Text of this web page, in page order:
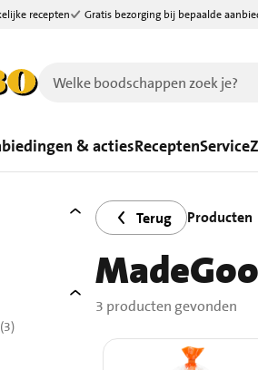
recepten Gratis bezorging bij bepaalde
& actiesReceptenService
(3)
Terug Producten
3 producten gevonden